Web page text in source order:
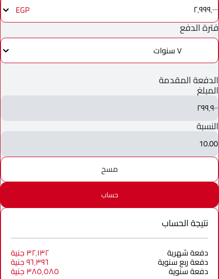
٢٬٩٩٩٬٠٠٠ EGP
فترة الدفع
٧ سنوات
الدفعة المقدمة
المبلغ
٢٩٩٬٩٠٠
النسبة
10.00
مسح
حساب
نتيجة الحساب
دفعة شهرية ٣٢٬١٣٢ جنية
دفعة ربع سنوية ٩٦٬٣٩٦ جنية
دفعة سنوية ٣٨٥٬٥٨٥ جنية